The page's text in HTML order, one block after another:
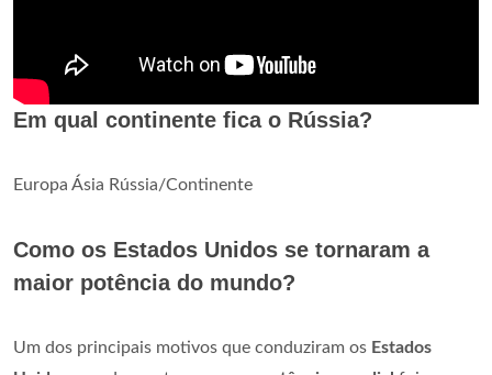
Em qual continente fica o Rússia?
Europa Ásia Rússia/Continente
Como os Estados Unidos se tornaram a
maior potência do mundo?
Um dos principais motivos que conduziram os Estados